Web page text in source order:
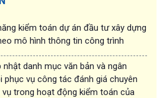
kiểm toán dự án đầu tư xây dựng
mô hình thông tin công trình
nhật danh mục văn bản và ngân
phục vụ công tác đánh giá chuyên
vụ trong hoạt động kiểm toán của